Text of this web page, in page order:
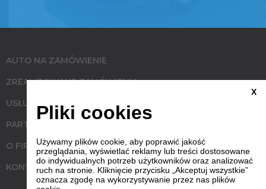
AUTO NA ZAMÓWIENIE
ZREALIZOWANE ZAMÓWIENIA
USŁUGI
PARTNERZY
O FIRMIE
KONTAKT
X
Pliki cookies
Używamy plików cookie, aby poprawić jakość
przeglądania, wyświetlać reklamy lub treści dostosowane
do indywidualnych potrzeb użytkowników oraz analizować
ruch na stronie. Kliknięcie przycisku „Akceptuj wszystkie”
oznacza zgodę na wykorzystywanie przez nas plików